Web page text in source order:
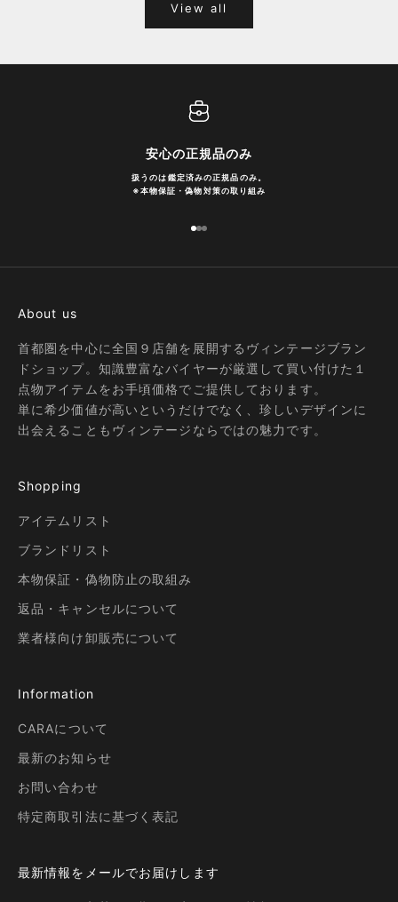
View all
安心の正規品のみ
扱うのは鑑定済みの正規品のみ。
※本物保証・偽物対策の取り組み
I18n Error: Missing interpolation
I18n Error: Missing interpolation
I18n Error: Missing interpolation
About us
首都圏を中心に全国９店舗を展開するヴィンテージブラン
ドショップ。知識豊富なバイヤーが厳選して買い付けた１
点物アイテムをお手頃価格でご提供しております。
単に希少価値が高いというだけでなく、珍しいデザインに
出会えることもヴィンテージならではの魅力です。
Shopping
アイテムリスト
ブランドリスト
本物保証・偽物防止の取組み
返品・キャンセルについて
業者様向け卸販売について
Information
CARAについて
最新のお知らせ
お問い合わせ
特定商取引法に基づく表記
最新情報をメールでお届けします